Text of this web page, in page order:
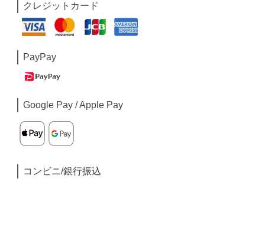
クレジットカード
PayPay
Google Pay / Apple Pay
コンビニ/銀行振込